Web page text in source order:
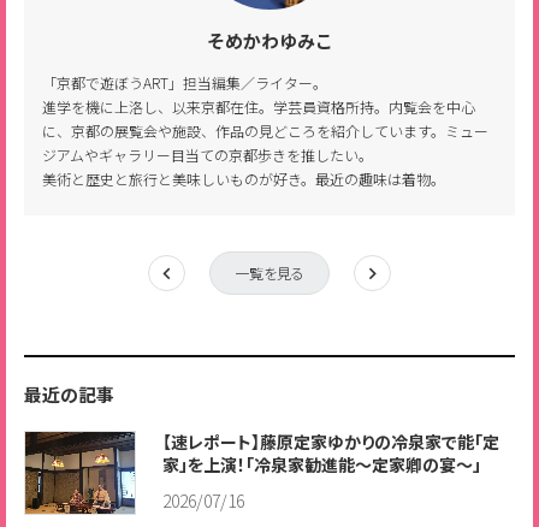
そめかわゆみこ
「京都で遊ぼうART」担当編集／ライター。
進学を機に上洛し、以来京都在住。学芸員資格所持。内覧会を中心
に、京都の展覧会や施設、作品の見どころを紹介しています。ミュー
ジアムやギャラリー目当ての京都歩きを推したい。
美術と歴史と旅行と美味しいものが好き。最近の趣味は着物。
一覧を見る
最近の記事
【速レポート】藤原定家ゆかりの冷泉家で能「定
家」を上演！「冷泉家勧進能～定家卿の宴～」
2026/07/16